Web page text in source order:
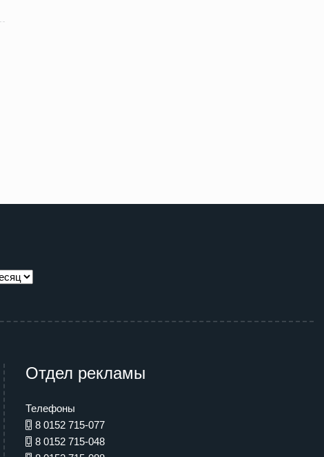
Отдел рекламы
Телефоны
8 0152 715-077
8 0152 715-048